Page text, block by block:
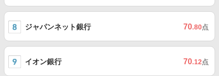
ジャパンネット銀行 70.80点
イオン銀行 70.12点